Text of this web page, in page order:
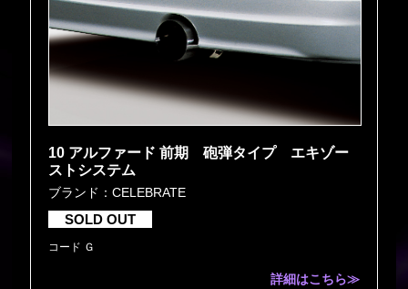
10 アルファード 前期 砲弾タイプ エキゾー
ストシステム
ブランド：CELEBRATE
SOLD OUT
コード Ｇ
詳細はこちら≫